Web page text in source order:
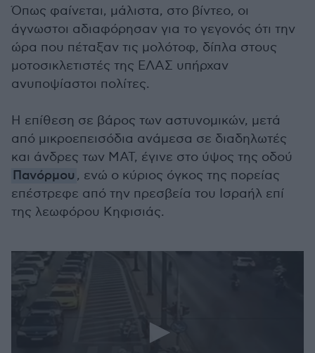
Όπως φαίνεται, μάλιστα, στο βίντεο, οι
άγνωστοι αδιαφόρησαν για το γεγονός ότι την
ώρα που πέταξαν τις μολότοφ, δίπλα στους
μοτοσικλετιστές της ΕΛΑΣ υπήρχαν
ανυποψίαστοι πολίτες.
Η επίθεση σε βάρος των αστυνομικών, μετά
από μικροεπεισόδια ανάμεσα σε διαδηλωτές
και άνδρες των ΜΑΤ, έγινε στο ύψος της οδού
Πανόρμου , ενώ ο κύριος όγκος της πορείας
επέστρεφε από την πρεσβεία του Ισραήλ επί
της λεωφόρου Κηφισιάς.